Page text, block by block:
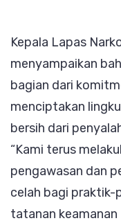
Kepala Lapas
menyampaikan
bagian dari
menciptakan
bersih dari
“Kami terus
pengawasan dan
celah bagi praktik-
tatanan keamanan